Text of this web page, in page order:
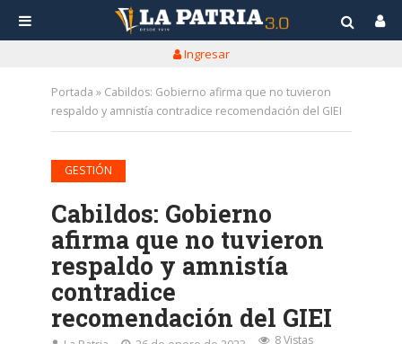
Ingresar
Portada » Cabildos: Gobierno afirma que no tuvieron
respaldo y amnistía contradice recomendación del GIEI
GESTIÓN
Cabildos: Gobierno
afirma que no tuvieron
respaldo y amnistía
contradice
recomendación del GIEI
8 Vistas